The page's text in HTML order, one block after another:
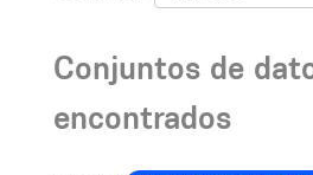
Conjuntos de
encontrados